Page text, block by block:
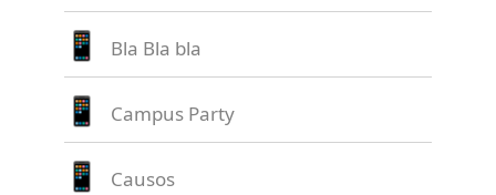
Bla Bla bla
Campus Party
Causos